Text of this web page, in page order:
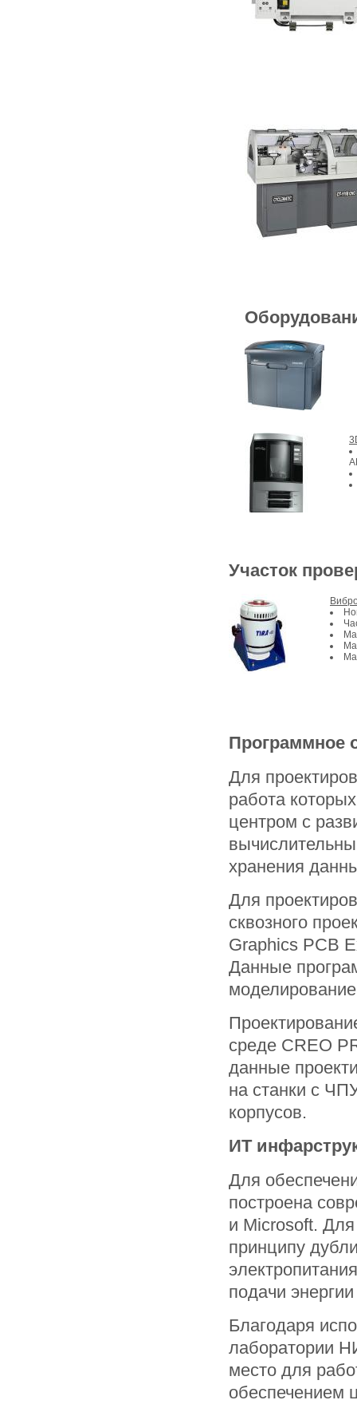
Участок
Программное
Для
работа
центром с
хранения
Для
сквозного
Graphics PCB
Данные
среде CREO
данные
на станки с
корпусов.
ИТ
Для
построена
и Microsoft.
принципу
подачи
Благодаря
лаборатории
место для
обеспечением